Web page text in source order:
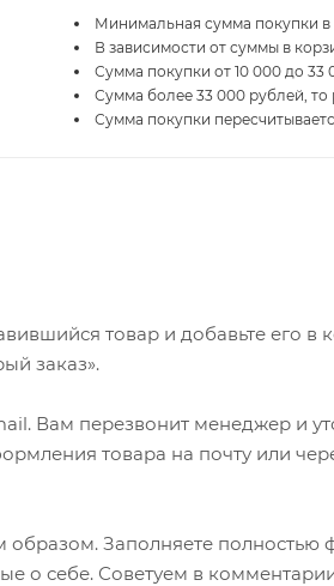
Минимальная сумма покупки в
В зависимости от суммы в
Сумма покупки от 10 000 до 33
Сумма более 33 000 рублей, то
Сумма покупки
товар и добавьте его в
заказ».
Вам перезвонит менеджер и
товара на почту или
Заполняете полностью
о себе. Советуем в